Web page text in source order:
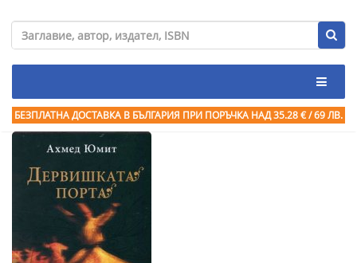
БЕЗПЛАТНА ДОСТАВКА В БЪЛГАРИЯ ПРИ ПОРЪЧКА НАД 35.28 € / 69 ЛВ.